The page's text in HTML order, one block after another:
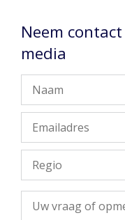
Neem
media